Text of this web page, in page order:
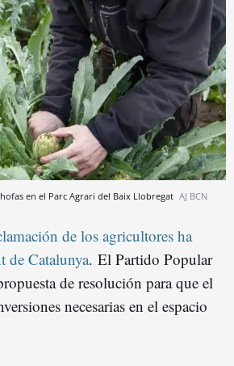
en el Parc Agrari del Baix Llobregat AJ BCN
de los agricultores ha
de Catalunya. El Partido Popular
de resolución para que el
necesarias en el espacio